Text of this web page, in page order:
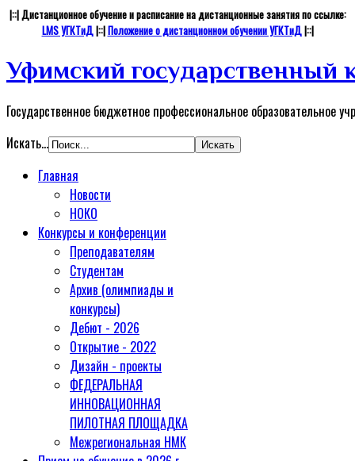
|::| Дистанционное обучение и расписание на дистанционные занятия по ссылке:
LMS УГКТиД|::|Положение о дистанционном обучении УГКТиД|::|
Уфимский государственный
Государственное бюджетное профессиональное образовательное
Искать...
Главная
Новости
НОКО
Конкурсы и конференции
Преподавателям
Студентам
Архив (олимпиады и
конкурсы)
Дебют - 2026
Открытие - 2022
Дизайн - проекты
ФЕДЕРАЛЬНАЯ
ИННОВАЦИОННАЯ
ПИЛОТНАЯ ПЛОЩАДКА
Межрегиональная НМК